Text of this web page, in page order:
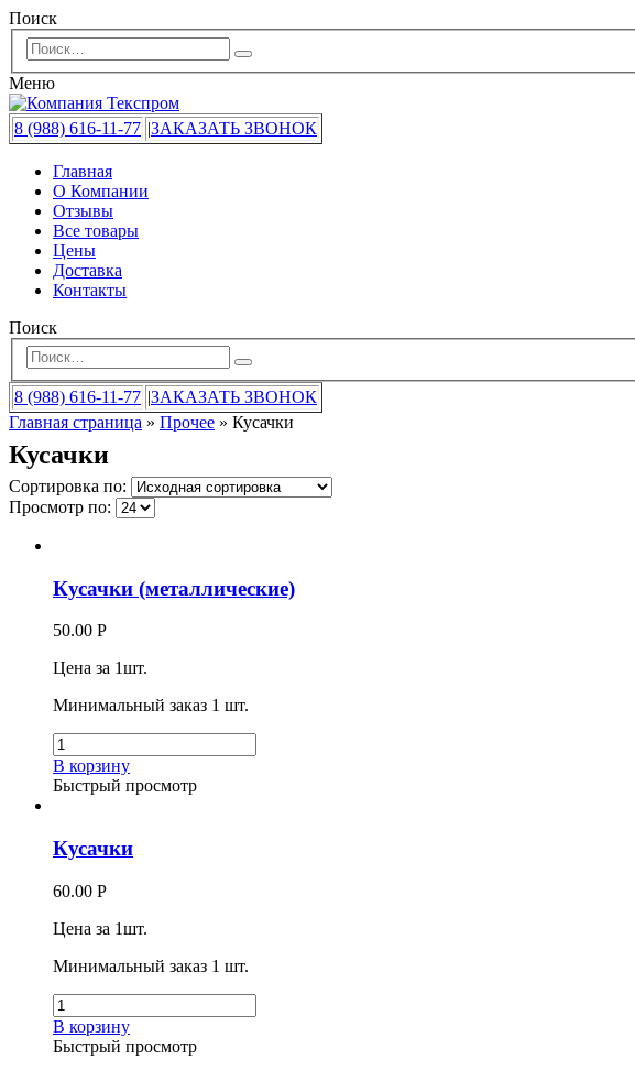
Поиск
Меню
8 (988) 616-11-77 |ЗАКАЗАТЬ ЗВОНОК
Главная
О Компании
Отзывы
Все товары
Цены
Доставка
Контакты
Поиск
8 (988) 616-11-77 |ЗАКАЗАТЬ ЗВОНОК
Главная страница » Прочее » Кусачки
Кусачки
Сортировка по:
Просмотр по:
Кусачки (металлические)
50.00 Р
Цена за 1шт.
Минимальный заказ 1 шт.
В корзину
Быстрый просмотр
Кусачки
60.00 Р
Цена за 1шт.
Минимальный заказ 1 шт.
В корзину
Быстрый просмотр